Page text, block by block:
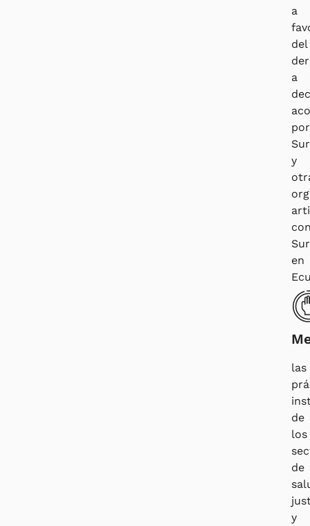
a
del
a
por
y
en
las
de
los
de
y